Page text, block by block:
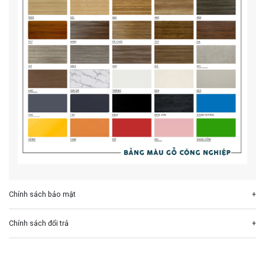
Chính sách bảo mật
Chính sách đổi trả